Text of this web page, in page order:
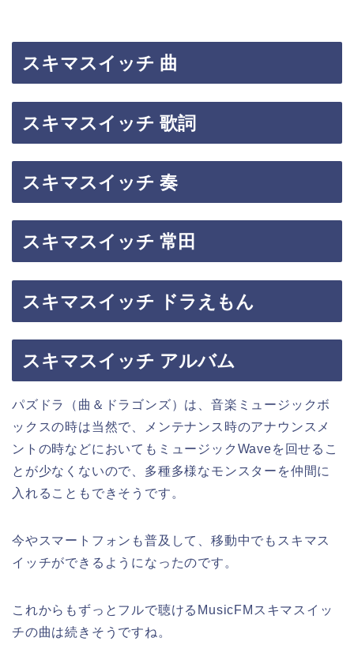
スキマスイッチ 曲
スキマスイッチ 歌詞
スキマスイッチ 奏
スキマスイッチ 常田
スキマスイッチ ドラえもん
スキマスイッチ アルバム
パズドラ（曲＆ドラゴンズ）は、音楽ミュージックボ
ックスの時は当然で、メンテナンス時のアナウンスメ
ントの時などにおいてもミュージックWaveを回せるこ
とが少なくないので、多種多様なモンスターを仲間に
入れることもできそうです。
今やスマートフォンも普及して、移動中でもスキマス
イッチができるようになったのです。
これからもずっとフルで聴けるMusicFMスキマスイッ
チの曲は続きそうですね。